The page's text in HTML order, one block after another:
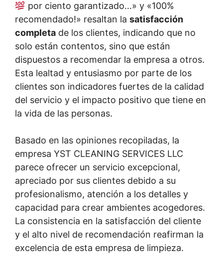
por ciento garantizado…» y «100%
recomendado!» resaltan la satisfacción
completa de los clientes, indicando que no
solo están contentos, sino que están
dispuestos a recomendar la empresa a otros.
Esta lealtad y entusiasmo por parte de los
clientes son indicadores fuertes de la calidad
del servicio y el impacto positivo que tiene en
la vida de las personas.
Basado en las opiniones recopiladas, la
empresa YST CLEANING SERVICES LLC
parece ofrecer un servicio excepcional,
apreciado por sus clientes debido a su
profesionalismo, atención a los detalles y
capacidad para crear ambientes acogedores.
La consistencia en la satisfacción del cliente
y el alto nivel de recomendación reafirman la
excelencia de esta empresa de limpieza.